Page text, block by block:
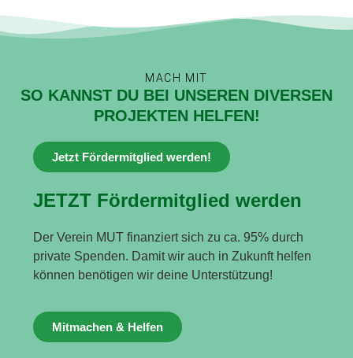
MACH MIT
SO KANNST DU BEI UNSEREN DIVERSEN
PROJEKTEN HELFEN!
Jetzt Fördermitglied werden!
JETZT Fördermitglied werden
Der Verein MUT finanziert sich zu ca. 95% durch
private Spenden. Damit wir auch in Zukunft helfen
können benötigen wir deine Unterstützung!
Mitmachen & Helfen